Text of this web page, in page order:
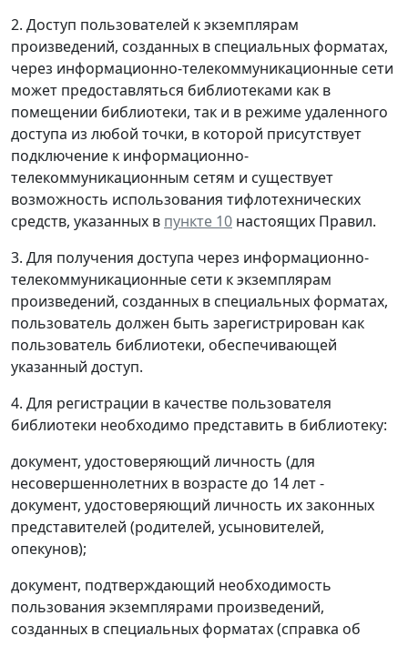
2. Доступ пользователей к экземплярам
произведений, созданных в специальных форматах,
через информационно-телекоммуникационные сети
может предоставляться библиотеками как в
помещении библиотеки, так и в режиме удаленного
доступа из любой точки, в которой присутствует
подключение к информационно-
телекоммуникационным сетям и существует
возможность использования тифлотехнических
средств, указанных в пункте 10 настоящих Правил.
3. Для получения доступа через информационно-
телекоммуникационные сети к экземплярам
произведений, созданных в специальных форматах,
пользователь должен быть зарегистрирован как
пользователь библиотеки, обеспечивающей
указанный доступ.
4. Для регистрации в качестве пользователя
библиотеки необходимо представить в библиотеку:
документ, удостоверяющий личность (для
несовершеннолетних в возрасте до 14 лет -
документ, удостоверяющий личность их законных
представителей (родителей, усыновителей,
опекунов);
документ, подтверждающий необходимость
пользования экземплярами произведений,
созданных в специальных форматах (справка об